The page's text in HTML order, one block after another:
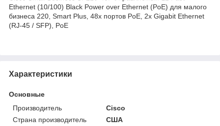
Ethernet (10/100) Black Power over Ethernet (PoE) для малого
бизнеса 220, Smart Plus, 48x портов PoE, 2x Gigabit Ethernet
(RJ-45 / SFP), PoE
Характеристики
Основные
Производитель
Cisco
Страна производитель
США